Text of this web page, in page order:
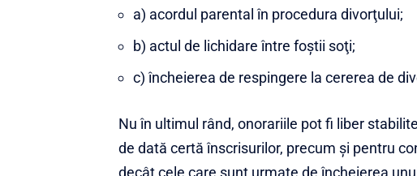
a) acordul parental în procedura divorţului;
b) actul de lichidare între foştii soţi;
c) încheierea de respingere la cererea de
Nu în ultimul rând, onorariile pot fi liber
de dată certă înscrisurilor, precum şi pentru
decât cele care sunt urmate de încheierea